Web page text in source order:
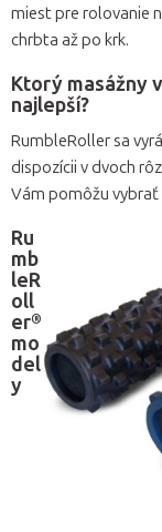
miest pre rolovanie
chrbta až po krk.
Ktorý masážny
najlepší?
RumbleRoller sa
dispozícii v dvoch
Vám pomôžu
Ru
mb
leR
oll
er®
mo
del
y